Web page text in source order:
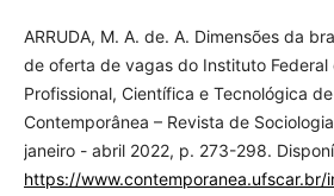
ARRUDA, M. A. de. A. Dimensões da
de oferta de vagas do Instituto Federal
Profissional, Científica e Tecnológica
Contemporânea – Revista de
janeiro - abril 2022, p. 273-298.
https://